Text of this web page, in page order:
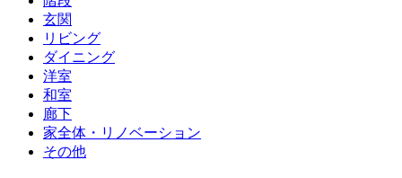
玄関
リビング
ダイニング
洋室
和室
廊下
家全体・リノベーション
その他